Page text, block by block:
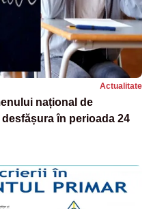
Actualitate
național de
în perioada 24